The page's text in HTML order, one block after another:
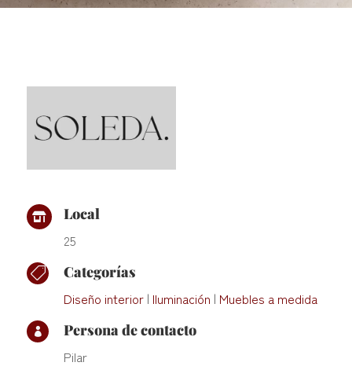

Local
25

Categorías
Diseño interior| Iluminación | Muebles a medida

Persona de contacto
Pilar